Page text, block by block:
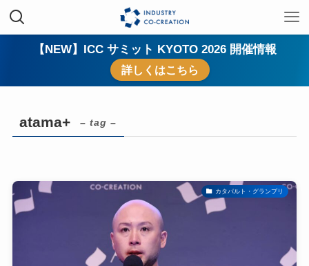
【NEW】ICC サミット KYOTO 2026 開催情報
詳しくはこちら
atama+ – tag –
カタパルト・グランプリ